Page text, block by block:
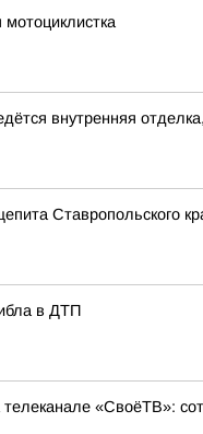
внутренняя
Ставропольского
в ДТП
«СвоёТВ»: